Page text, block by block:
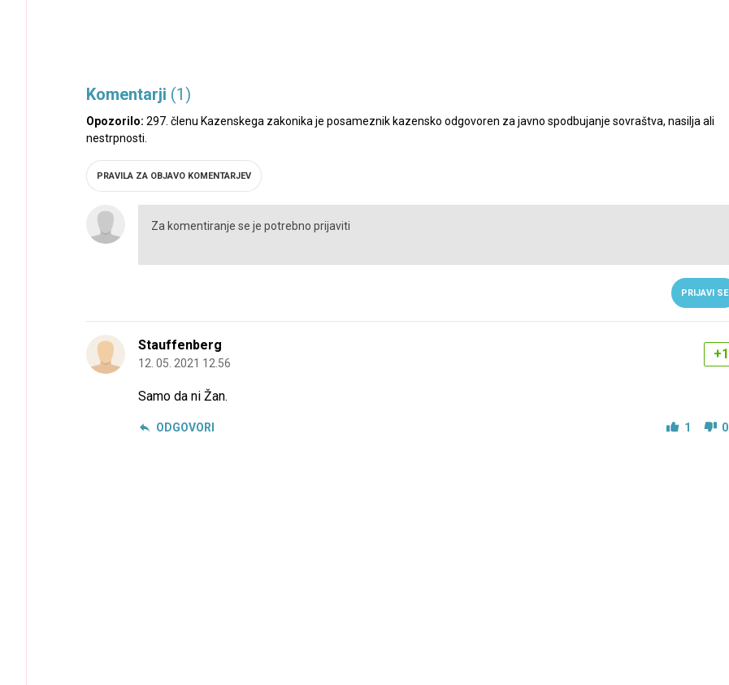
Komentarji (1)
Opozorilo: 297. členu Kazenskega zakonika je posameznik kazensko odgovoren za javno spodbujanje sovraštva, nasilja ali
nestrpnosti.
PRAVILA ZA OBJAVO KOMENTARJEV
PRIJAVI SE
Stauffenberg
12. 05. 2021 12.56
+1
Samo da ni Žan.
ODGOVORI 1 0